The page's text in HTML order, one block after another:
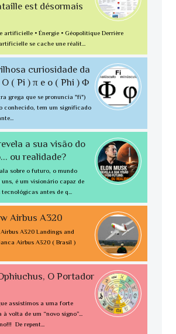
est désormais
artificielle • Énergie • Géopolitique Derrière
se cache une réalit...
curiosidade da
( Pi ) π e o ( Phi ) Φ
grega que se pronuncia "fi")
conhecido, tem um significado
a sua visão do
ou realidade?
sobre o futuro, o mundo
é um visionário capaz de
antes de q...
Airbus A320
A320 Landings and
Airbus A320 ( Brasil )
O Portador
assistimos a uma forte
volta de um “novo signo”...
De repent...